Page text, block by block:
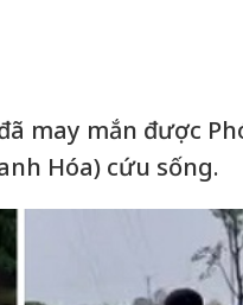
may mắn được
Hóa) cứu sống.